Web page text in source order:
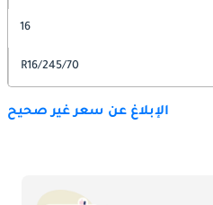
16
245/70/R16
الإبلاغ عن سعر غير صحيح